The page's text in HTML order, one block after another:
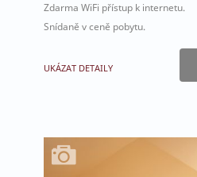
Zdarma WiFi přístup k internetu.
Snídaně v ceně pobytu.
UKÁZAT DETAILY